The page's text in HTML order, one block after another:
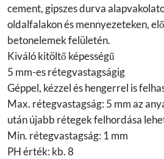
cement, gipszes durva
oldalfalakon és mennyezeteken,
betonelemek felületén.
Kiváló kitöltő képességű
5 mm-es rétegvastagságig
Géppel, kézzel és hengerrel is
Max. rétegvastagság: 5 mm az
után újabb rétegek felhordása
Min. rétegvastagság: 1 mm
PH érték: kb. 8